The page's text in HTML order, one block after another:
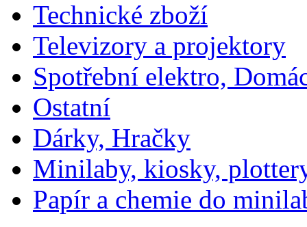
Technické zboží
Televizory a projektory
Spotřební elektro,
Ostatní
Dárky, Hračky
Minilaby, kiosky,
Papír a chemie do